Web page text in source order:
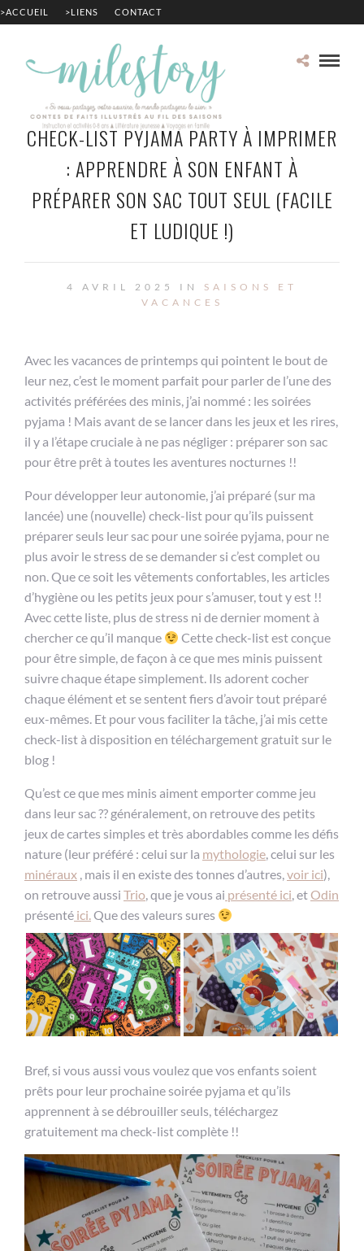
>ACCUEIL >LIENS CONTACT
CHECK-LIST PYJAMA PARTY À IMPRIMER
: APPRENDRE À SON ENFANT À
PRÉPARER SON SAC TOUT SEUL (FACILE
ET LUDIQUE !)
4 AVRIL 2025 IN SAISONS ET
VACANCES
Avec les vacances de printemps qui pointent le bout de
leur nez, c’est le moment parfait pour parler de l’une des
activités préférées des minis, j’ai nommé : les soirées
pyjama ! Mais avant de se lancer dans les jeux et les rires,
il y a l’étape cruciale à ne pas négliger : préparer son sac
pour être prêt à toutes les aventures nocturnes !!
Pour développer leur autonomie, j’ai préparé (sur ma
lancée) une (nouvelle) check-list pour qu’ils puissent
préparer seuls leur sac pour une soirée pyjama, pour ne
plus avoir le stress de se demander si c’est complet ou
non. Que ce soit les vêtements confortables, les articles
d’hygiène ou les petits jeux pour s’amuser, tout y est !!
Avec cette liste, plus de stress ni de dernier moment à
chercher ce qu’il manque
Cette check-list est conçue
pour être simple, de façon à ce que mes minis puissent
suivre chaque étape simplement. Ils adorent cocher
chaque élément et se sentent fiers d’avoir tout préparé
eux-mêmes. Et pour vous faciliter la tâche, j’ai mis cette
check-list à disposition en téléchargement gratuit sur le
blog !
Qu’est ce que mes minis aiment emporter comme jeu
dans leur sac ?? généralement, on retrouve des petits
jeux de cartes simples et très abordables comme les défis
nature (leur préféré : celui sur la mythologie, celui sur les
minéraux , mais il en existe des tonnes d’autres,voir ici),
on retrouve aussi Trio, que je vous ai présenté ici, etOdin
présenté ici.Que des valeurs sures
Bref, si vous aussi vous voulez que vos enfants soient
prêts pour leur prochaine soirée pyjama et qu’ils
apprennent à se débrouiller seuls, téléchargez
gratuitement ma check-list complète !!